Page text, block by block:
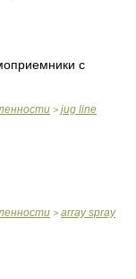
с
> jug line
> array spray